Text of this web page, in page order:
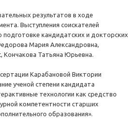
результатов в ходе
Выступления соискателей
подготовке кандидатских и докторских
Мария Александровна,
Кончакова Татьяна Юрьевна.
Карабановой Виктории
ученой степени кандидата
технологии как средство
компетентности старших
образования».